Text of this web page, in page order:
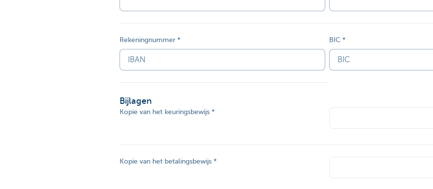
Rekeningnummer BIC
Bijlagen
Kopie van het keuringsbewijs
Kopie van het betalingsbewijs